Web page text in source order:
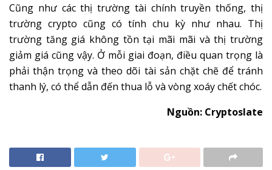
Cũng như các thị trường tài chính truyền thống, thị
trường crypto cũng có tính chu kỳ như nhau. Thị
trường tăng giá không tồn tại mãi mãi và thị trường
giảm giá cũng vậy. Ở mỗi giai đoạn, điều quan trọng là
phải thận trọng và theo dõi tài sản chặt chẽ để tránh
thanh lý, có thể dẫn đến thua lỗ và vòng xoáy chết chóc.
Nguồn: Cryptoslate